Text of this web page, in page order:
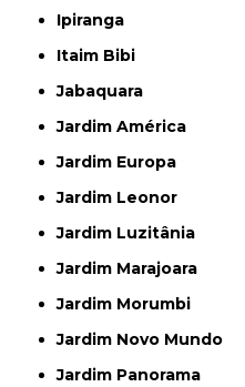
Ipiranga
Itaim Bibi
Jabaquara
Jardim América
Jardim Europa
Jardim Leonor
Jardim Luzitânia
Jardim Marajoara
Jardim Morumbi
Jardim Novo Mundo
Jardim Panorama